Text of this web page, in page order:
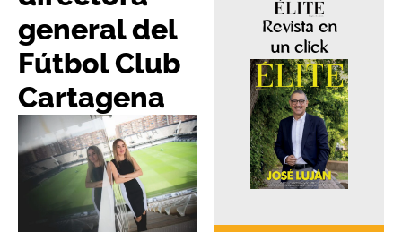
general del
Fútbol Club
Cartagena
Revista en
un click